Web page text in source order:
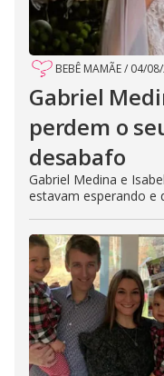
BEBÊ MAMÃE/ 04/
Gabriel
perdem o
desabafo
Gabriel Medina e
estavam esperando e